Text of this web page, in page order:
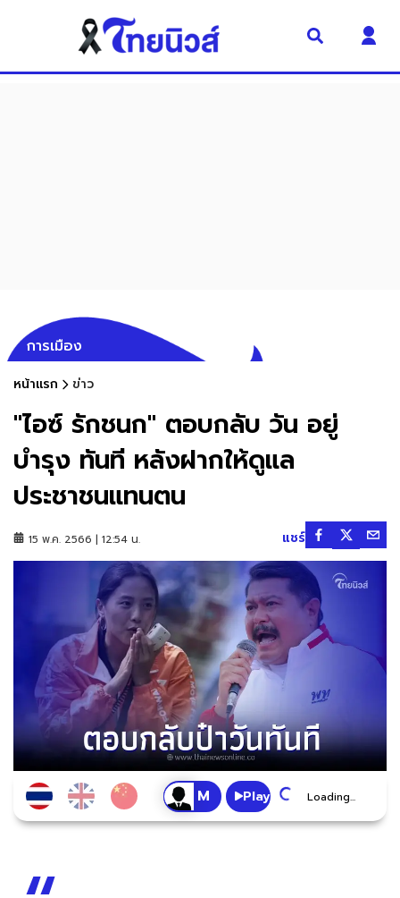
การเมือง
หน้าแรก ข่าว
"ไอซ์ รักชนก" ตอบกลับ วัน อยู่
บำรุง ทันที หลังฝากให้ดูแล
ประชาชนแทนตน
15 พ.ค. 2566 | 12:54 น. แชร์
Play Loading...